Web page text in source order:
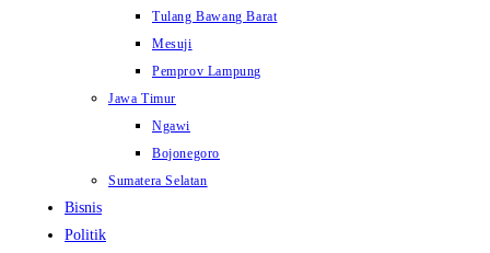
Tulang Bawang Barat
Mesuji
Pemprov Lampung
Jawa Timur
Ngawi
Bojonegoro
Sumatera Selatan
Bisnis
Politik